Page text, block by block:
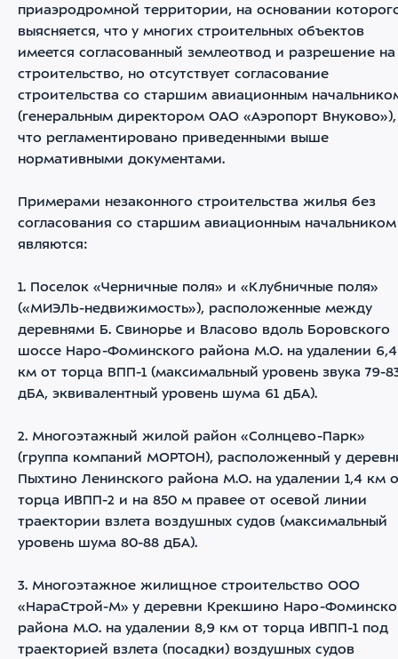
приаэродромной территории, на основании
выясняется, что у многих строительных объектов
имеется согласованный землеотвод и разрешение на
строительство, но отсутствует согласование
строительства со старшим авиационным
(генеральным директором ОАО «Аэропорт Внуково»),
что регламентировано приведенными выше
нормативными документами.
Примерами незаконного строительства жилья без
согласования со старшим авиационным начальником
являются:
1. Поселок «Черничные поля» и «Клубничные поля»
(«МИЭЛЬ-недвижимость»), расположенные между
деревнями Б. Свинорье и Власово вдоль Боровского
шоссе Наро-Фоминского района М.О. на удалении 6,4
км от торца ВПП-1 (максимальный уровень звука 79-
дБА, эквивалентный уровень шума 61 дБА).
2. Многоэтажный жилой район «Солнцево-Парк»
(группа компаний МОРТОН), расположенный у
Пыхтино Ленинского района М.О. на удалении 1,4 км
торца ИВПП-2 и на 850 м правее от осевой линии
траектории взлета воздушных судов (максимальный
уровень шума 80-88 дБА).
3. Многоэтажное жилищное строительство ООО
«НараСтрой-М» у деревни Крекшино Наро-
района М.О. на удалении 8,9 км от торца ИВПП-1 под
траекторией взлета (посадки) воздушных судов